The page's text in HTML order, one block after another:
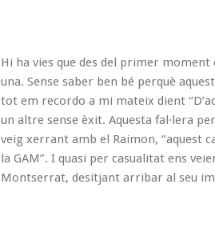
Hi ha vies que des del primer moment
una. Sense saber ben bé perquè
tot em recordo a mi mateix dient
un altre sense èxit. Aquesta fal·lera
veig xerrant amb el Raimon, “aquest
la GAM”. I quasi per casualitat ens
Montserrat, desitjant arribar al seu